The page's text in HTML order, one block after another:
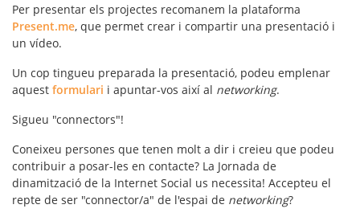
Per presentar els projectes recomanem la plataforma
Present.me, que permet crear i compartir una presentació i
un vídeo.
Un cop tingueu preparada la presentació, podeu emplenar
aquest formulari i apuntar-vos així al networking.
Sigueu "connectors"!
Coneixeu persones que tenen molt a dir i creieu que podeu
contribuir a posar-les en contacte? La Jornada de
dinamització de la Internet Social us necessita! Accepteu el
repte de ser "connector/a" de l'espai de networking?